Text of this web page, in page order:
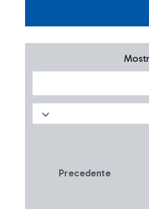
Precedente